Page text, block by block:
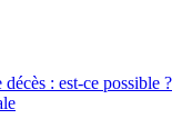
: est-ce possible ?